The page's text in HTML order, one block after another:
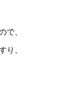
で、
り、